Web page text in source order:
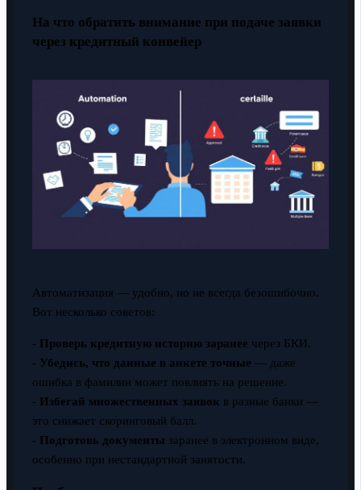
На что обратить внимание при подаче заявки
через кредитный конвейер
Автоматизация — удобно, но не всегда безошибочно.
Вот несколько советов:
- Проверь кредитную историю заранее через БКИ.
- Убедись, что данные в анкете точные — даже
ошибка в фамилии может повлиять на решение.
- Избегай множественных заявок в разные банки —
это снижает скоринговый балл.
- Подготовь документы заранее в электронном виде,
особенно при нестандартной занятости.